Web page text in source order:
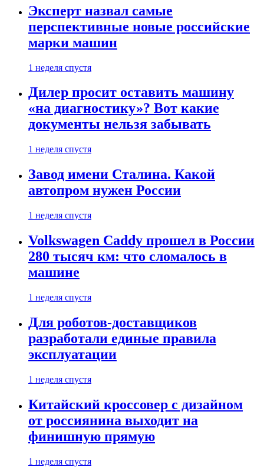
Эксперт назвал самые
перспективные новые российские
марки машин
1 неделя спустя
Дилер просит оставить машину
«на диагностику»? Вот какие
документы нельзя забывать
1 неделя спустя
Завод имени Сталина. Какой
автопром нужен России
1 неделя спустя
Volkswagen Caddy прошел в России
280 тысяч км: что сломалось в
машине
1 неделя спустя
Для роботов-доставщиков
разработали единые правила
эксплуатации
1 неделя спустя
Китайский кроссовер с дизайном
от россиянина выходит на
финишную прямую
1 неделя спустя